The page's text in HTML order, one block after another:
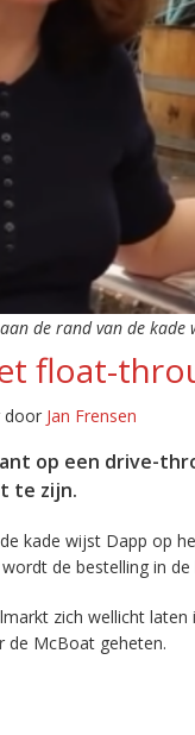
de rand van de
float-
door Jan Frensen
op een drive-
te zijn.
kade wijst Dapp op
de bestelling in
zich wellicht
de McBoat geheten.